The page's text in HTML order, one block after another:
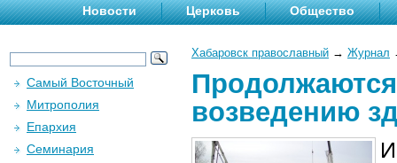
Новости Церковь Общество
Хабаровск православный → Журнал
возведению
Самый Восточный
Митрополия
Епархия
Семинария